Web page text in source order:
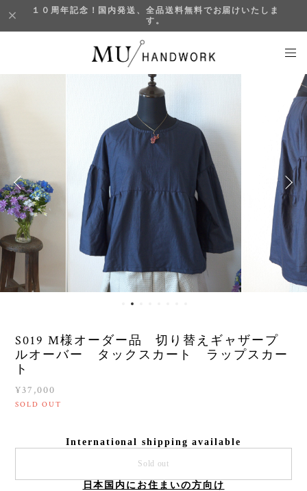
１０周年記念！国内発送、全品送料無料でお届けいたしま
す。
S019 M様オーダー品 切り替えギャザープ
ルオーバー タックスカート ラップスカー
ト
¥37,000
SOLD OUT
International shipping available
Sold out
日本国内にお住まいの方向け